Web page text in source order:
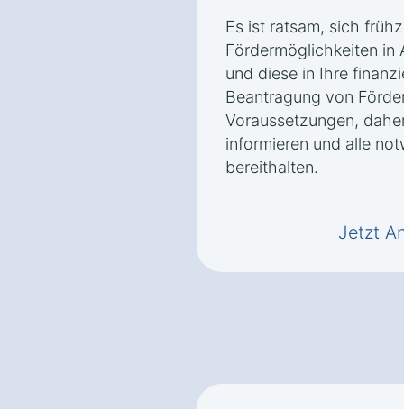
Es ist ratsam, sich
Fördermöglichkeiten in
und diese in Ihre
Beantragung von
Voraussetzungen,
informieren und alle
bereithalten.
Jetzt